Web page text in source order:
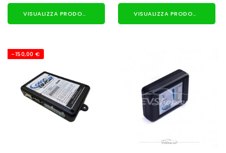
VISUALIZZA PRODOTTO VISUALIZZA PRODOTTO
-150,00 €